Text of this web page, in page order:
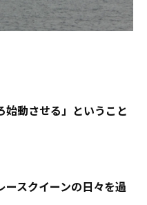
始動させる」ということ
ースクイーンの日々を過